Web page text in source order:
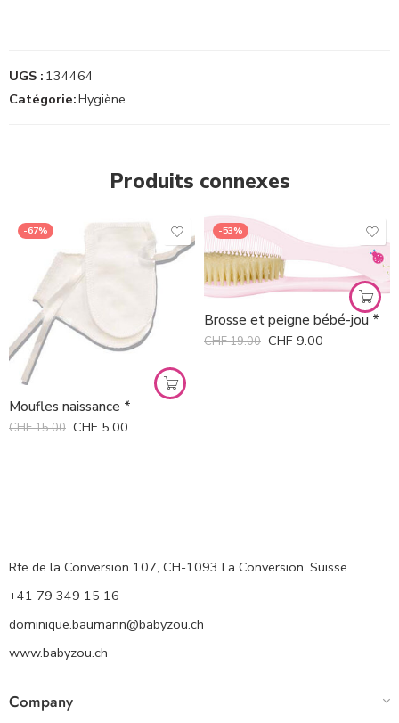
UGS : 134464
Catégorie:Hygiène
Produits connexes
-67%
Moufles naissance *
CHF15.00 CHF 5.00
-53%
Brosse et peigne bébé-jou *
CHF19.00 CHF 9.00
Rte de la Conversion 107, CH-1093 La Conversion, Suisse
+41 79 349 15 16
dominique.baumann@babyzou.ch
www.babyzou.ch
Company